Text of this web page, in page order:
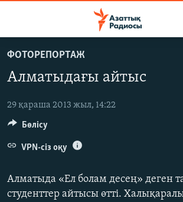
main
Skip
to
Navigation
to
Search
САЯСАТ
AZATTYQTV
ҚАҢТАР ОҚИҒАСЫ
АДАМ ҚҰҚЫҚТАРЫ
ӘЛЕМ
ФОТОРЕПОРТАЖ
Алматыдағы айтыс
29 қараша 2013 жыл, 14:22
Алматыда «Ел болам десең» деген
студенттер айтысы өтті.
Бөлісу
VPN-сіз оқу